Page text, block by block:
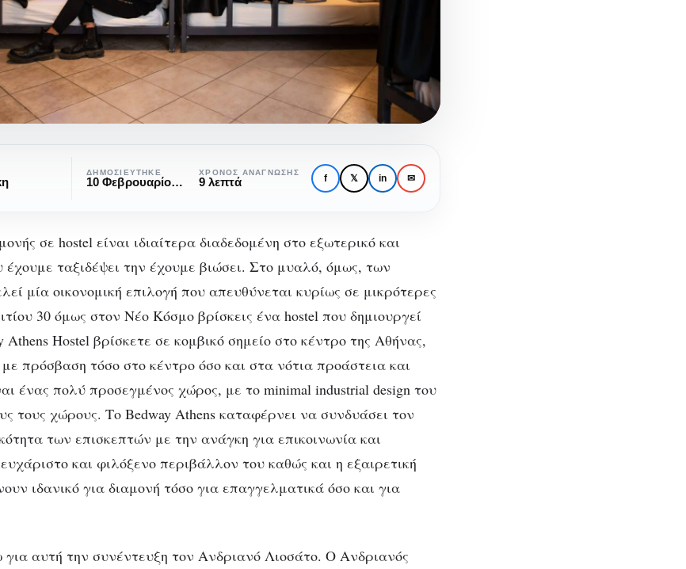
& STYLE ΕΠΙΧΕΙΡΗΜΑΤΙΚΌΤΗΤΑ ΤΑΞΊΔΙΑ
Athens Hostel: “Πρωταγωνιστές
δεν είναι τα καθίσματα και οι
τοίχοι, αλλά οι άνθρωποι.”
ΔΗΜΟΣΙΕΎΤΗΚΕ
10 Φεβρουαρίου, 2023
ΧΡΌΝΟΣ ΑΝΆΓΝΩΣΗΣ
9 λεπτά f 𝕏 in ✉
σε hostel είναι ιδιαίτερα διαδεδομένη στο εξωτερικό και
ταξιδέψει την έχουμε βιώσει. Στο μυαλό, όμως, των
μία οικονομική επιλογή που απευθύνεται κυρίως σε μικρότερες
30 όμως στον Νέο Κόσμο βρίσκεις ένα hostel που δημιουργεί
Athens Hostel βρίσκετε σε κομβικό σημείο στο κέντρο της Αθήνας,
πρόσβαση τόσο στο κέντρο όσο και στα νότια προάστεια και
ένας πολύ προσεγμένος χώρος, με το minimal industrial design του
τους χώρους. Το Bedway Athens καταφέρνει να συνδυάσει τον
των επισκεπτών με την ανάγκη για επικοινωνία και
και φιλόξενο περιβάλλον του καθώς και η εξαιρετική
ιδανικό για διαμονή τόσο για επαγγελματικά όσο και για
αυτή την συνέντευξη τον Ανδριανό Λιοσάτο. Ο Ανδριανός